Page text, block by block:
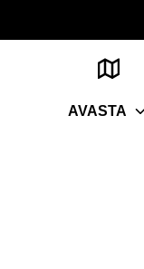
AVASTA